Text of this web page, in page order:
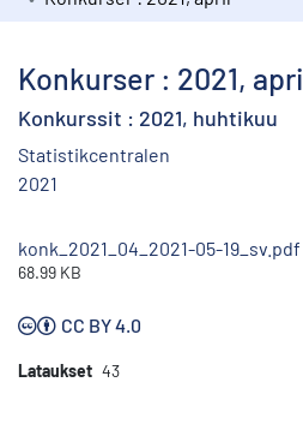
Konkurser : 2021,
Konkurssit : 2021, huhtikuu
Statistikcentralen
2021
konk_2021_04_2021-05-19_sv.pdf
68.99 KB
CC BY 4.0
Lataukset 43